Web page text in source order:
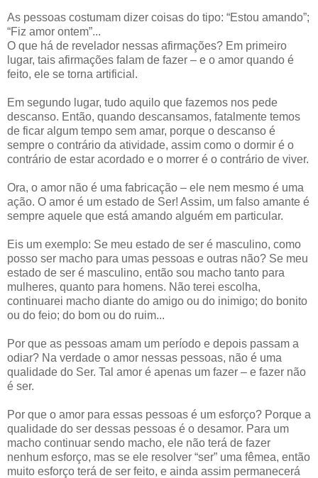
As pessoas costumam dizer coisas do tipo: “Estou amando”;
“Fiz amor ontem”...
O que há de revelador nessas afirmações? Em primeiro
lugar, tais afirmações falam de fazer – e o amor quando é
feito, ele se torna artificial.
Em segundo lugar, tudo aquilo que fazemos nos pede
descanso. Então, quando descansamos, fatalmente temos
de ficar algum tempo sem amar, porque o descanso é
sempre o contrário da atividade, assim como o dormir é o
contrário de estar acordado e o morrer é o contrário de viver.
Ora, o amor não é uma fabricação – ele nem mesmo é uma
ação. O amor é um estado de Ser! Assim, um falso amante é
sempre aquele que está amando alguém em particular.
Eis um exemplo: Se meu estado de ser é masculino, como
posso ser macho para umas pessoas e outras não? Se meu
estado de ser é masculino, então sou macho tanto para
mulheres, quanto para homens. Não terei escolha,
continuarei macho diante do amigo ou do inimigo; do bonito
ou do feio; do bom ou do ruim...
Por que as pessoas amam um período e depois passam a
odiar? Na verdade o amor nessas pessoas, não é uma
qualidade do Ser. Tal amor é apenas um fazer – e fazer não
é ser.
Por que o amor para essas pessoas é um esforço? Porque a
qualidade do ser dessas pessoas é o desamor. Para um
macho continuar sendo macho, ele não terá de fazer
nenhum esforço, mas se ele resolver “ser” uma fêmea, então
muito esforço terá de ser feito, e ainda assim permanecerá